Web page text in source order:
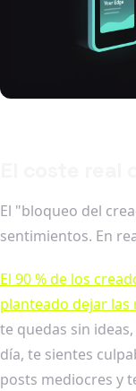
El "bloqueo del
sentimientos. En
El 90 % de los
planteado dejar
te quedas sin
día, te sientes
posts mediocres y